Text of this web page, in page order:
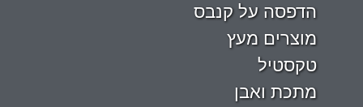
הדפסה על קנבס
מוצרים מעץ
טקסטיל
מתכת ואבן